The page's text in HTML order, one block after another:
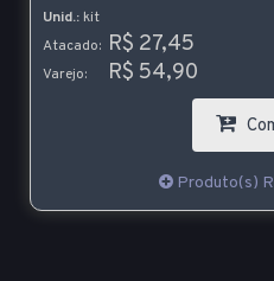
Unid.: kit
Atacado: R$ 27,45
Varejo: R$ 54,90
Produto(s)